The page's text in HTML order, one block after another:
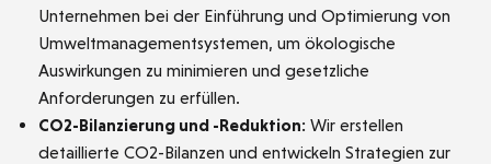
Unternehmen bei der Einführung und Optimierung von
Umweltmanagementsystemen, um ökologische
Auswirkungen zu minimieren und gesetzliche
Anforderungen zu erfüllen.
CO2-Bilanzierung und -Reduktion: Wir erstellen
detaillierte CO2-Bilanzen und entwickeln Strategien zur